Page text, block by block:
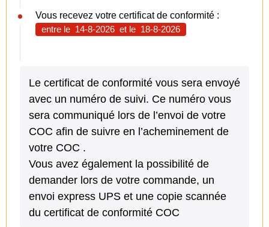
Vous recevez votre certificat de conformité :
entre le 14-8-2026et le 18-8-2026
Le certificat de conformité vous sera envoyé
avec un numéro de suivi. Ce numéro vous
sera communiqué lors de l’envoi de votre
COC afin de suivre en l’acheminement de
votre COC .
Vous avez également la possibilité de
demander lors de votre commande, un
envoi express UPS et une copie scannée
du certificat de conformité COC